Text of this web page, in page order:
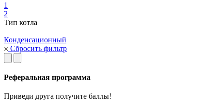
1
2
Тип котла
Конденсационный
Сбросить фильтр
Реферальная программа
Приведи друга получите баллы!